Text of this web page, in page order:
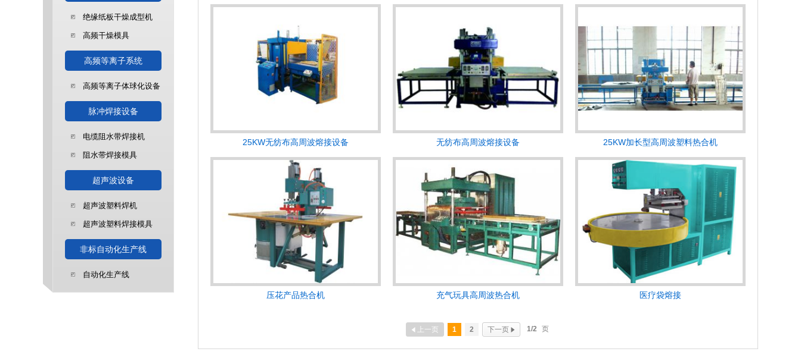
绝缘纸板干燥成型机
高频干燥模具
高频等离子系统
高频等离子体球化设备
脉冲焊接设备
电缆阻水带焊接机
阻水带焊接模具
超声波设备
超声波塑料焊机
超声波塑料焊接模具
非标自动化生产线
自动化生产线
25KW无纺布高周波熔接设备 无纺布高周波熔接设备 25KW加长型高周波塑料热合机
压花产品热合机 充气玩具高周波热合机 医疗袋熔接
 上一页 1 2 下一页  1/2 页